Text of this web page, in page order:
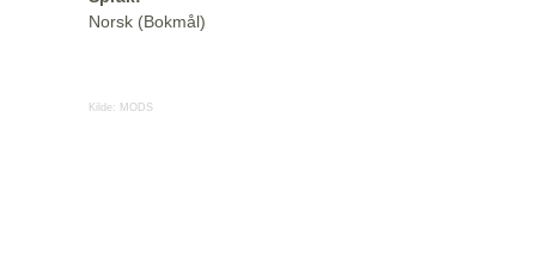
Norsk (Bokmål)
Kilde: MODS